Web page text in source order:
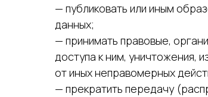
— публиковать или иным
данных;
— принимать правовые,
доступа к ним, уничтожения,
от иных неправомерных
— прекратить передачу